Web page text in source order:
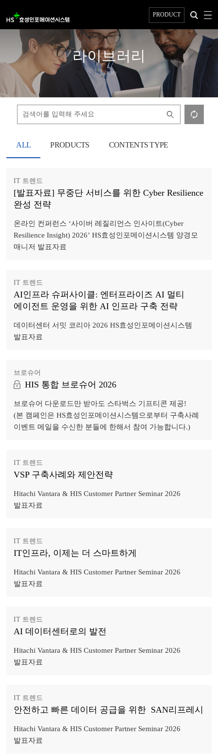
PRODUCT
라이브러리
Library
ALL PRODUCTS CONTENTS TYPE
IT 트렌드
[발표자료] 무중단 서비스를 위한 Cyber Resilience
완성 전략
온라인 컨퍼런스 ‘사이버 레질리언스 인사이트(Cyber
Resilience Insight) 2026’ HS효성인포메이션시스템 양경모
매니저 발표자료
IT 트렌드
AI인프라 슈퍼사이클: 엔터프라이즈 AI 멀티
에이전트 운영을 위한 AI 인프라 구축 전략
데이터센터 서밋 코리아 2026 HS효성인포메이션시스템
발표자료
브로슈어
HIS 통합 브로슈어 2026
브로슈어 다운로드만 받아도 스타벅스 기프티콘 제공!
(본 캠페인은 HS효성인포메이션시스템으로부터 구축사례
이벤트 메일을 수신한 분들에 한해서 참여 가능합니다.)
IT 트렌드
VSP 구축사례와 제안전략
Hitachi Vantara & HIS Customer Partner Seminar 2026
발표자료
IT 트렌드
IT인프라, 이제는 더 스마트하게
Hitachi Vantara & HIS Customer Partner Seminar 2026
발표자료
IT 트렌드
AI 데이터센터로의 발전
Hitachi Vantara & HIS Customer Partner Seminar 2026
발표자료
IT 트렌드
안전하고 빠른 데이터 공급을 위한 SAN리프레시
Hitachi Vantara & HIS Customer Partner Seminar 2026
발표자료